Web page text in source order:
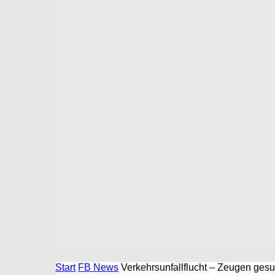
Start FB News Verkehrsunfallflucht – Zeugen